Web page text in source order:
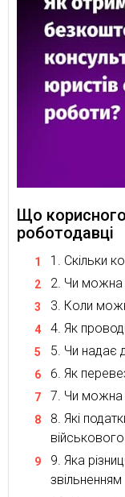
Що
роботодавці
Скільки
Чи можна
Коли
Як
Чи надає
Як
Чи можна
Які
Яка
звільненням